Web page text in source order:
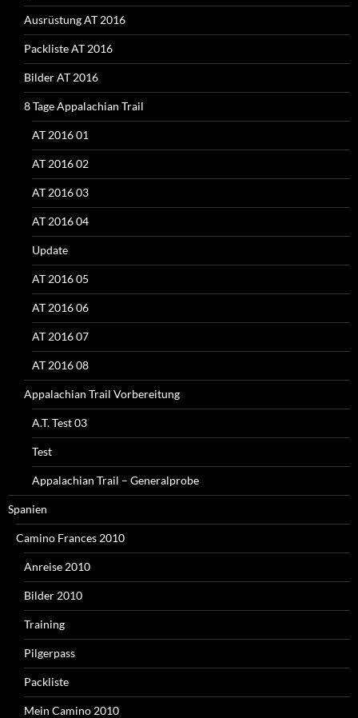
Ausrüstung AT 2016
Packliste AT 2016
Bilder AT 2016
8 Tage Appalachian Trail
AT 2016 01
AT 2016 02
AT 2016 03
AT 2016 04
Update
AT 2016 05
AT 2016 06
AT 2016 07
AT 2016 08
Appalachian Trail Vorbereitung
A.T. Test 03
Test
Appalachian Trail – Generalprobe
Spanien
Camino Frances 2010
Anreise 2010
Bilder 2010
Training
Pilgerpass
Packliste
Mein Camino 2010